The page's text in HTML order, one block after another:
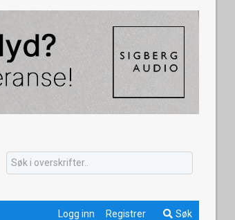
Logg inn Registrer Søk